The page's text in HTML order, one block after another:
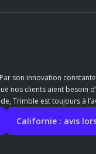
son innovation
nos clients aient besoin
Trimble est toujours à
Californie : avis